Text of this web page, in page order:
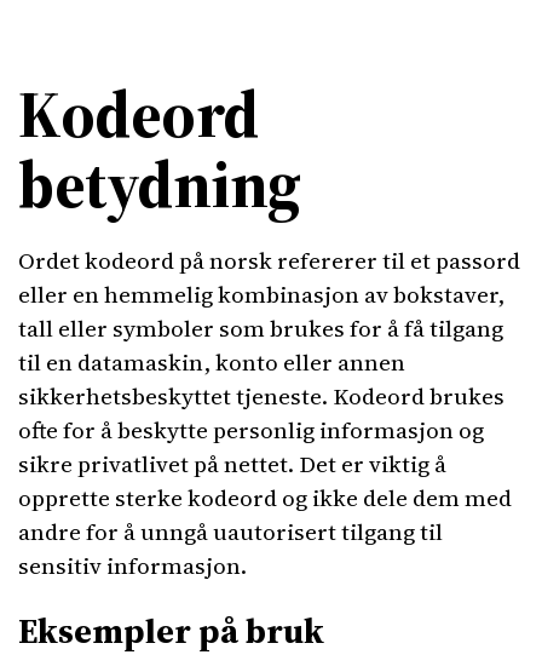
Kodeord
betydning
Ordet kodeord på norsk refererer til et passord
eller en hemmelig kombinasjon av bokstaver,
tall eller symboler som brukes for å få tilgang
til en datamaskin, konto eller annen
sikkerhetsbeskyttet tjeneste. Kodeord brukes
ofte for å beskytte personlig informasjon og
sikre privatlivet på nettet. Det er viktig å
opprette sterke kodeord og ikke dele dem med
andre for å unngå uautorisert tilgang til
sensitiv informasjon.
Eksempler på bruk